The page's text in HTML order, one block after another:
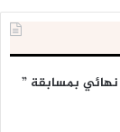
نهائي بمسابقة ”